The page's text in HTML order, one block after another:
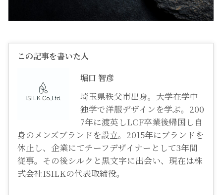
この記事を書いた人
堀口 智彦
埼玉県秩父市出身。大学在学中
独学で洋服デザインを学ぶ。200
7年に渡英しLCF卒業後帰国し自
身のメンズブランドを設立。2015年にブランドを
休止し、企業にてチーフデザイナーとして3年間
従事。その後シルクと黒文字に出会い、現在は株
式会社ISILKの代表取締役。